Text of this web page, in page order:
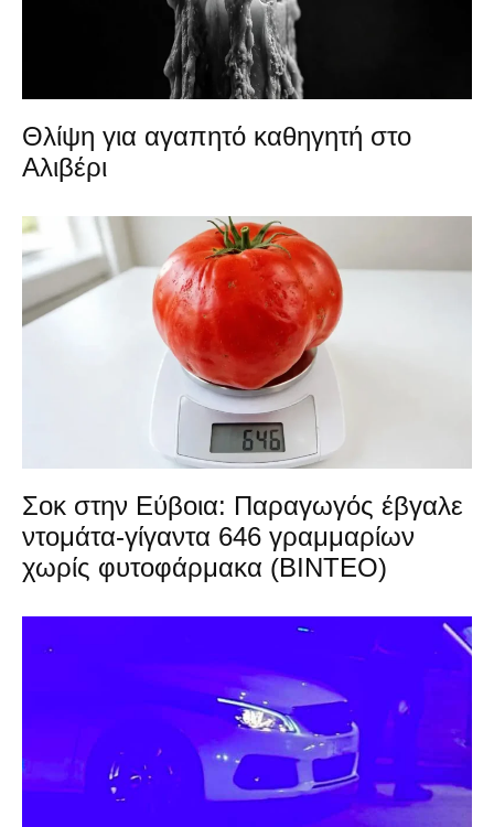
Θλίψη για αγαπητό καθηγητή στο
Αλιβέρι
Σοκ στην Εύβοια: Παραγωγός έβγαλε
ντομάτα-γίγαντα 646 γραμμαρίων
χωρίς φυτοφάρμακα (ΒΙΝΤΕΟ)